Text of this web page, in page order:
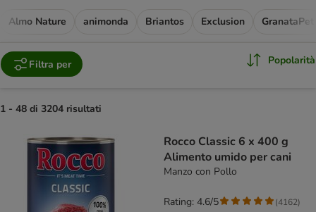
Almo Nature animonda Briantos Exclusion GranataPet
Filtra per Popolarità
1 - 48 di 3204 risultati
Rocco Classic 6 x 400 g
Alimento umido per cani
Manzo con Pollo
Rating: 4.6/5 (4162)